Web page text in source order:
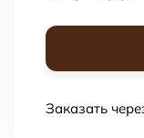
Заказать